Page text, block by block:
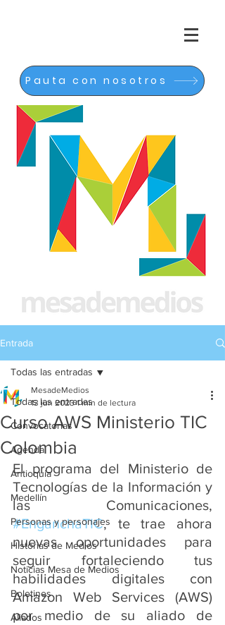
Pauta con nosotros
Entrada
Todas las entradas
Convocatorias
Agenda
Antioquia
Medellín
Personas y personajes
Historias de Medios
Noticias Mesa de Medios
Boletines
Aliados
Todas las entradas
Curso AWS Ministerio TIC
Colombia
MesadeMedios
13 jun 2023 1 min de lectura
El programa del Ministerio de
Tecnologías de la Información y
#EnganchaTIC, te trae ahora
nuevas oportunidades para
seguir fortaleciendo tus
habilidades digitales con
Amazon Web Services (AWS)
por medio de su aliado de